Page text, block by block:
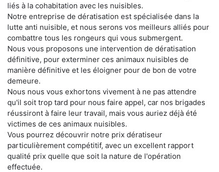
liés à la cohabitation avec les nuisibles.
Notre entreprise de dératisation est spécialisée dans la
lutte anti nuisible, et nous serons vos meilleurs alliés pour
combattre tous les rongeurs qui vous submergent.
Nous vous proposons une intervention de dératisation
définitive, pour exterminer ces animaux nuisibles de
manière définitive et les éloigner pour de bon de votre
demeure.
Nous nous vous exhortons vivement à ne pas attendre
qu'il soit trop tard pour nous faire appel, car nos brigades
réussiront à faire leur travail, mais vous auriez déjà été
victimes de ces animaux nuisibles.
Vous pourrez découvrir notre prix dératiseur
particulièrement compétitif, avec un excellent rapport
qualité prix quelle que soit la nature de l'opération
effectuée.